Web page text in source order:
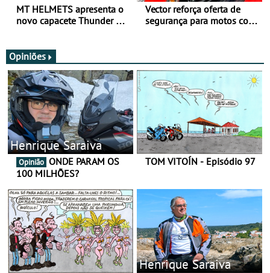
MT HELMETS apresenta o
novo capacete Thunder 4 R
Vector reforça oferta de
segurança para motos com
Opiniões
Henrique Saraiva
Opinião
100 MILHÕES?
TOM VITOÍN - Episódio 97
Henrique Saraiva